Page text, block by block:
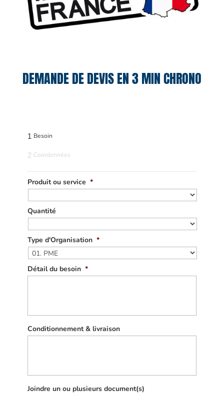
DEMANDE DE DEVIS EN 3 MIN CHRONO
1 Besoin
2 Coordonnées
Produit ou service *
Quantité
Type d'Organisation *
Détail du besoin *
Conditionnement & livraison
Joindre un ou plusieurs document(s)